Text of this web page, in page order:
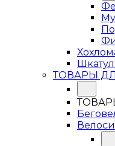
ТОВАРЫ